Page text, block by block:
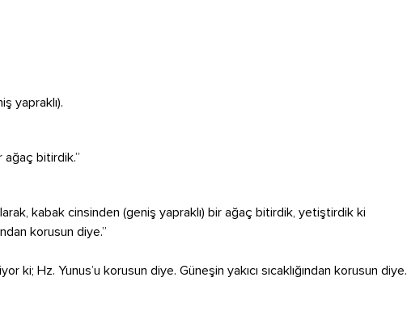
yapraklı).
ağaç bitirdik.”
kabak cinsinden (geniş yapraklı) bir ağaç bitirdik, yetiştirdik ki
korusun diye.”
ki; Hz. Yunus’u korusun diye. Güneşin yakıcı sıcaklığından korusun diye.